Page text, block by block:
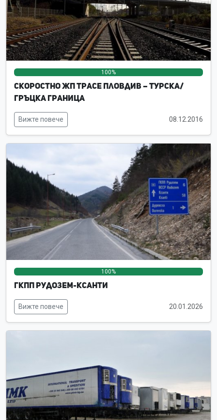
100%
Скоростно жп трасе Пловдив – турска/
гръцка граница
Вижте повече 08.12.2016
100%
ГКПП Рудозем-Ксанти
Вижте повече 20.01.2026